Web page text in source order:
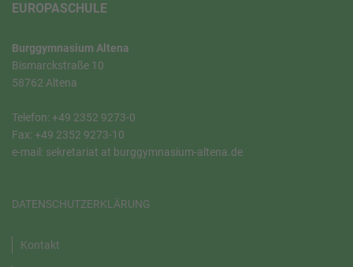
EUROPASCHULE
Burggymnasium Altena
Bismarckstraße 10
58762 Altena
Telefon: +49 2352 9273-0
Fax: +49 2352 9273-10
e-mail: sekretariat at burggymnasium-altena.de
DATENSCHUTZERKLÄRUNG
Kontakt